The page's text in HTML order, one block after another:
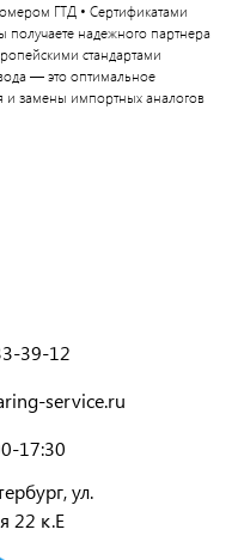
ГТД • Сертификатами
получаете надежного партнера
стандартами
— это оптимальное
замены импортных аналогов
39-12
service.ru
ул.
22 к.Е
17:30